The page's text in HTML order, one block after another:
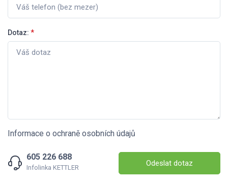
Dotaz: *
Informace o ochraně osobních údajů
605 226 688
Infolinka KETTLER Odeslat dotaz